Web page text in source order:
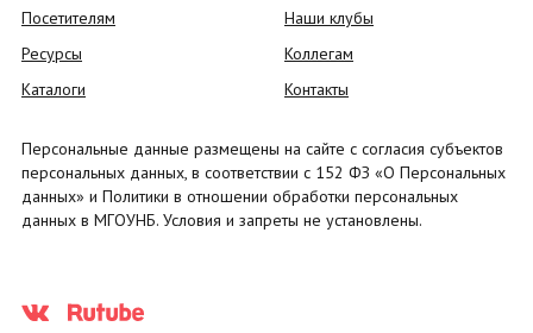
Посетителям
Ресурсы
Каталоги
Наши клубы
Коллегам
Контакты
Персональные данные размещены на сайте с согласия субъектов
персональных данных, в соответствии с 152 ФЗ «О Персональных
данных» и Политики в отношении обработки персональных
данных в МГОУНБ. Условия и запреты не установлены.